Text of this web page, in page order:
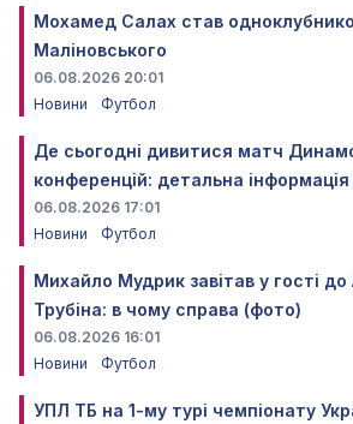
Мохамед Салах став
Маліновського
06.08.2026 20:01
Новини
Футбол
Де сьогодні дивитися матч Динамо
конференцій: детальна інформація
06.08.2026 17:01
Новини
Футбол
Михайло Мудрик завітав у гості до
Трубіна: в чому справа (фото)
06.08.2026 16:01
Новини
Футбол
УПЛ ТБ на 1-му турі чемпіонату